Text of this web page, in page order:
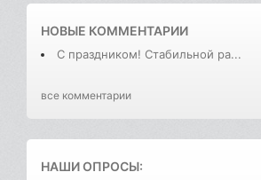
НОВЫЕ КОММЕНТАРИИ
С праздником! Стабильной ра...
все комментарии
НАШИ ОПРОСЫ: